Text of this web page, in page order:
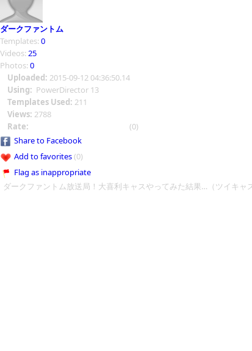
ダークファントム
Templates: 0
Videos: 25
Photos: 0
Uploaded: 2015-09-12 04:36:50.14
Using: PowerDirector 13
Templates Used: 211
Views: 2788
Rate:
(0)
Share to Facebook
Add to favorites(0)
Flag as inappropriate
ダークファントム放送局！大喜利キャスやってみた結果…（ツイキャ